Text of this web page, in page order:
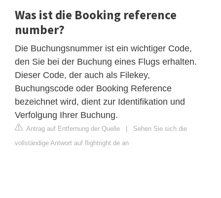
Was ist die Booking reference
number?
Die Buchungsnummer ist ein wichtiger Code,
den Sie bei der Buchung eines Flugs erhalten.
Dieser Code, der auch als Filekey,
Buchungscode oder Booking Reference
bezeichnet wird, dient zur Identifikation und
Verfolgung Ihrer Buchung.
Antrag auf Entfernung der Quelle
Sehen Sie sich die
vollständige Antwort auf flightright.de an